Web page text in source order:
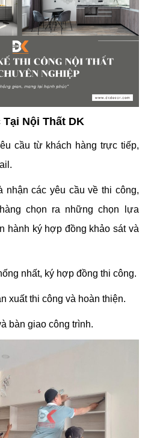
Nội Thất DK
cầu từ khách hàng trực tiếp,
nhận các yêu cầu về thi công,
chọn ra những chọn lựa
hành ký hợp đồng khảo sát và
nhất, ký hợp đồng thi công.
xuất thi công và hoàn thiện.
bàn giao công trình.